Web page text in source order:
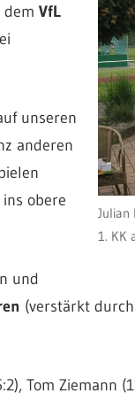
Julian
1. KK
dem VfL
unseren
anderen
obere
und
(verstärkt
Tom Ziemann